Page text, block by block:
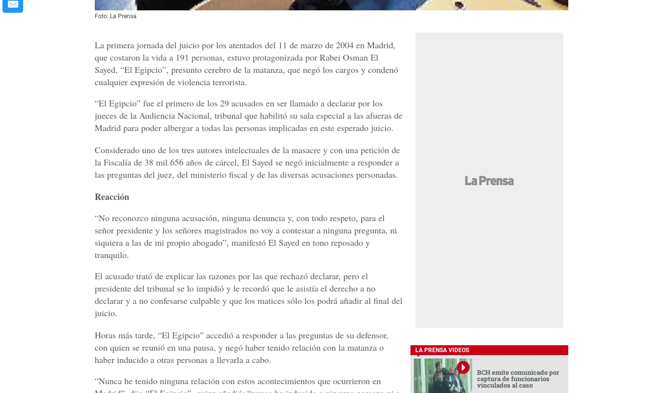
Foto: La Prensa
La primera jornada del juicio por los atentados del 11 de marzo de 2004 en Madrid,
que costaron la vida a 191 personas, estuvo protagonizada por Rabei Osman El
Sayed, “El Egipcio”, presunto cerebro de la matanza, que negó los cargos y condenó
cualquier expresión de violencia terrorista.
“El Egipcio” fue el primero de los 29 acusados en ser llamado a declarar por los
jueces de la Audiencia Nacional, tribunal que habilitó su sala especial a las afueras de
Madrid para poder albergar a todas las personas implicadas en este esperado juicio.
Considerado uno de los tres autores intelectuales de la masacre y con una petición de
la Fiscalía de 38 mil 656 años de cárcel, El Sayed se negó inicialmente a responder a
las preguntas del juez, del ministerio fiscal y de las diversas acusaciones personadas.
Reacción
“No reconozco ninguna acusación, ninguna denuncia y, con todo respeto, para el
señor presidente y los señores magistrados no voy a contestar a ninguna pregunta, ni
siquiera a las de mi propio abogado”, manifestó El Sayed en tono reposado y
tranquilo.
El acusado trató de explicar las razones por las que rechazó declarar, pero el
presidente del tribunal se lo impidió y le recordó que le asistía el derecho a no
declarar y a no confesarse culpable y que los matices sólo los podrá añadir al final del
juicio.
Horas más tarde, “El Egipcio” accedió a responder a las preguntas de su defensor,
con quien se reunió en una pausa, y negó haber tenido relación con la matanza o
haber inducido a otras personas a llevarla a cabo.
“Nunca he tenido ninguna relación con estos acontecimientos que ocurrieron en
LA PRENSA VIDEOS
BCH emite comunicado por
captura de funcionarios
vinculados al caso